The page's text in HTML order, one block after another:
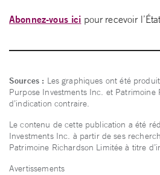
Abonnez-vous ici pour recevoir
Sources : Les graphiques ont été
Purpose Investments Inc. et Patrimoine
d’indication contraire.
Le contenu de cette publication a été
Investments Inc. à partir de ses
Patrimoine Richardson Limitée à titre
Avertissements